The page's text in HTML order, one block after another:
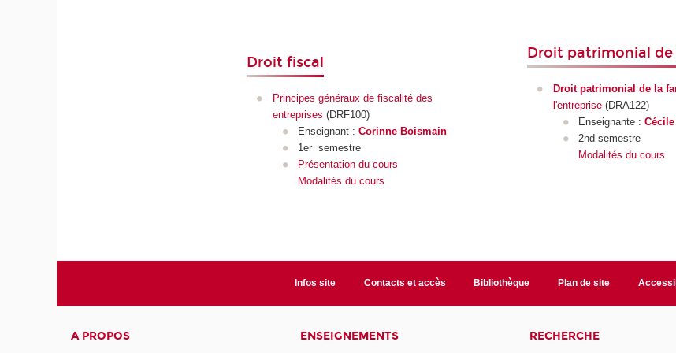
Droit fiscal
Principes généraux de fiscalité des
entreprises (DRF100)
Enseignant :Corinne Boismain
1er semestre
Présentation du cours
Modalités du cours
Droit patrimonial
Droit patrimonial de la
l'entreprise(DRA122)
Enseignante :
2nd semestre
Modalités du cours
Infos site Contacts et accès Bibliothèque Plan de site
A PROPOS ENSEIGNEMENTS RECHERCHE